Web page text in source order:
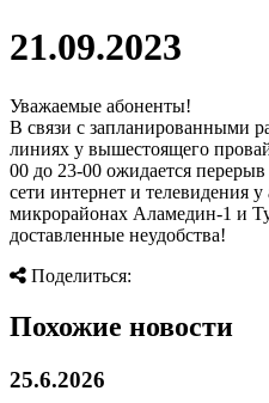
21.09.2023
Уважаемые абоненты!
В связи с запланированными
линиях у вышестоящего
00 до 23-00 ожидается
сети интернет и телевидения
микрорайонах Аламедин-1 и
доставленные неудобства!
Поделиться:
Похожие новости
25.6.2026